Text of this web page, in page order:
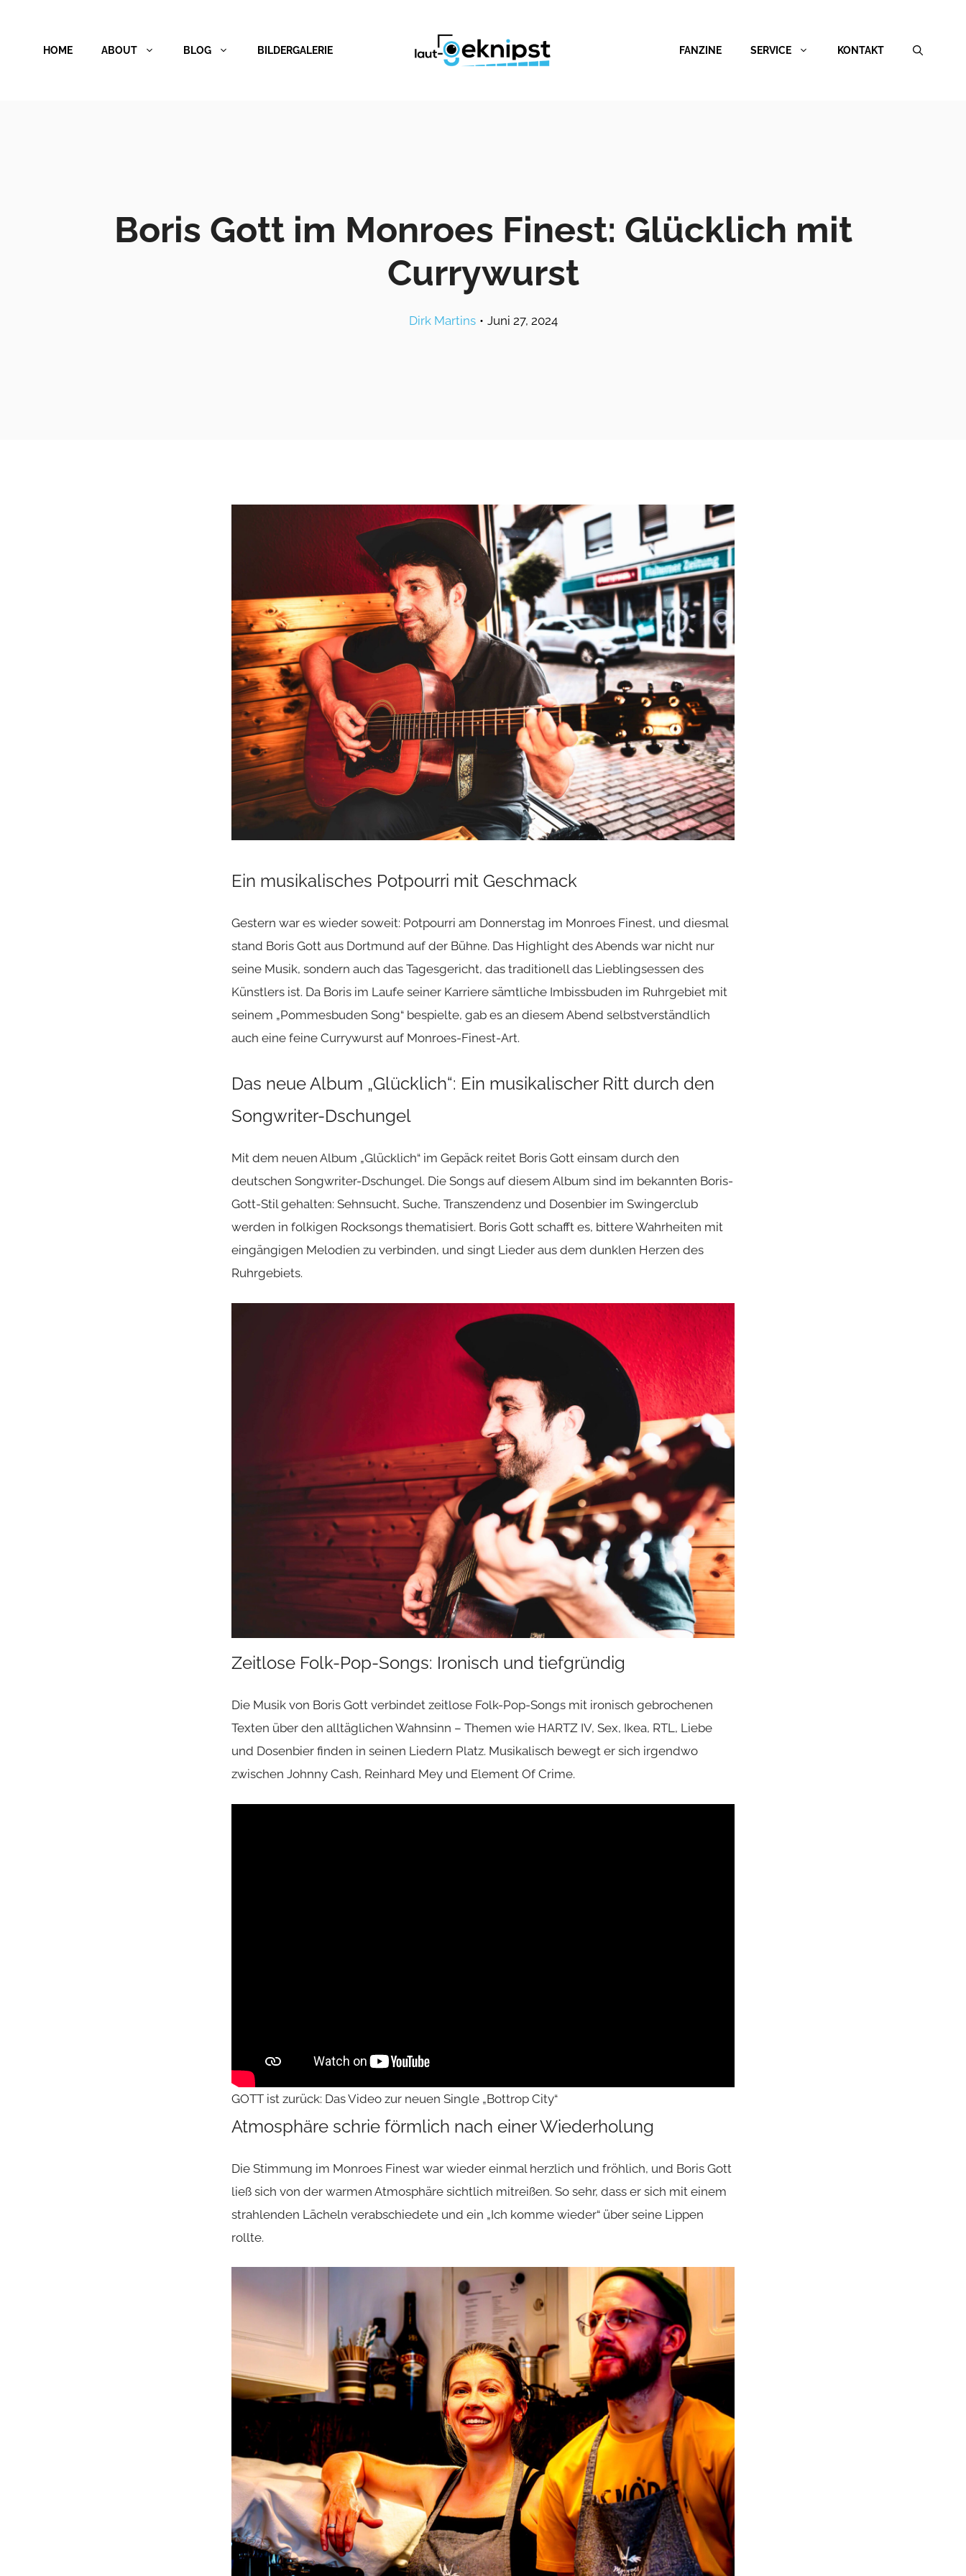
springenHOME ABOUT BLOG BILDERGALERIE FANZINE SERVICE KONTAKT
Boris Gott im Monroes Finest: Glücklich mit
Currywurst
Dirk Martins • Juni 27, 2024
Ein musikalisches Potpourri mit Geschmack
Gestern war es wieder soweit: Potpourri am Donnerstag im Monroes Finest, und diesmal
stand Boris Gott aus Dortmund auf der Bühne. Das Highlight des Abends war nicht nur
seine Musik, sondern auch das Tagesgericht, das traditionell das Lieblingsessen des
Künstlers ist. Da Boris im Laufe seiner Karriere sämtliche Imbissbuden im Ruhrgebiet mit
seinem „Pommesbuden Song“ bespielte, gab es an diesem Abend selbstverständlich
auch eine feine Currywurst auf Monroes-Finest-Art.
Das neue Album „Glücklich“: Ein musikalischer Ritt durch den
Songwriter-Dschungel
Mit dem neuen Album „Glücklich“ im Gepäck reitet Boris Gott einsam durch den
deutschen Songwriter-Dschungel. Die Songs auf diesem Album sind im bekannten Boris-
Gott-Stil gehalten: Sehnsucht, Suche, Transzendenz und Dosenbier im Swingerclub
werden in folkigen Rocksongs thematisiert. Boris Gott schafft es, bittere Wahrheiten mit
eingängigen Melodien zu verbinden, und singt Lieder aus dem dunklen Herzen des
Ruhrgebiets.
Zeitlose Folk-Pop-Songs: Ironisch und tiefgründig
Die Musik von Boris Gott verbindet zeitlose Folk-Pop-Songs mit ironisch gebrochenen
Texten über den alltäglichen Wahnsinn – Themen wie HARTZ IV, Sex, Ikea, RTL, Liebe
und Dosenbier finden in seinen Liedern Platz. Musikalisch bewegt er sich irgendwo
zwischen Johnny Cash, Reinhard Mey und Element Of Crime.
GOTT ist zurück: Das Video zur neuen Single „Bottrop City“
Atmosphäre schrie förmlich nach einer Wiederholung
Die Stimmung im Monroes Finest war wieder einmal herzlich und fröhlich, und Boris Gott
ließ sich von der warmen Atmosphäre sichtlich mitreißen. So sehr, dass er sich mit einem
strahlenden Lächeln verabschiedete und ein „Ich komme wieder“ über seine Lippen
rollte.